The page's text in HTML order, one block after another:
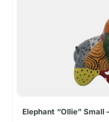
Elephant “Ollie” Small